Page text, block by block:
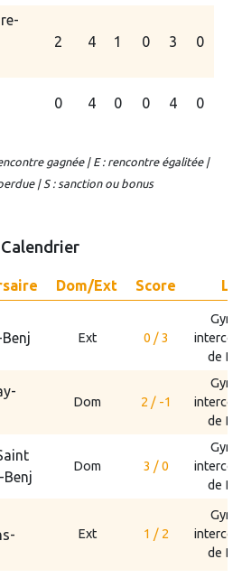
2 4 1 0 3 0
0 4 0 0 4 0
gagnée | E : rencontre égalitée |
| S : sanction ou bonus
Calendrier
Dom/Ext Score
Ext 0 / 3
de
Dom 2 / -1
de
Benj
Dom 3 / 0
de
Ext 1 / 2
de